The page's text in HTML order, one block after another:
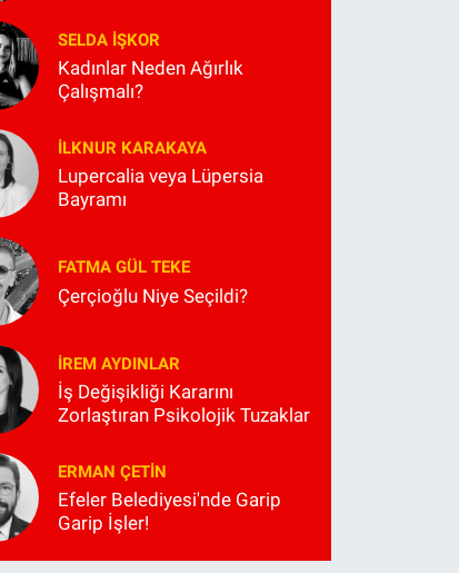
SELDA İŞKOR
Kadınlar Neden Ağırlık
Çalışmalı?
İLKNUR KARAKAYA
Lupercalia veya Lüpersia
Bayramı
FATMA GÜL TEKE
Çerçioğlu Niye Seçildi?
İREM AYDINLAR
İş Değişikliği Kararını
Zorlaştıran Psikolojik Tuzaklar
ERMAN ÇETIN
Efeler Belediyesi'nde Garip
Garip İşler!